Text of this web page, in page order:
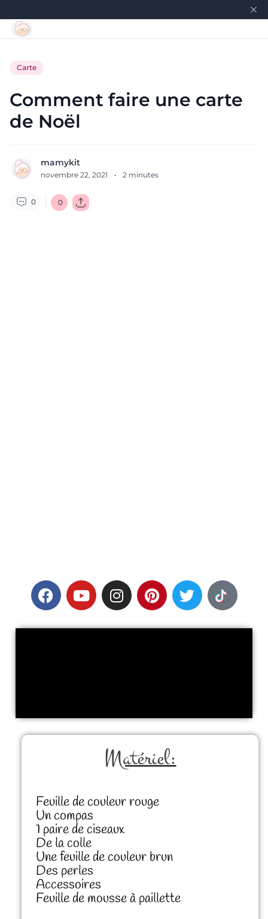
Carte
Comment faire une carte
de Noël
mamykit
novembre 22, 2021 · 2 minutes
0 0
Matériel:
Feuille de couleur rouge
Un compas
1 paire de ciseaux
De la colle
Une feuille de couleur brun
Des perles
Accessoires
Feuille de mousse à paillette